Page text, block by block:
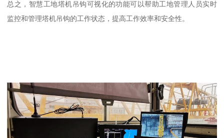
总之，智慧工地塔机吊钩可视化的功能可以帮助工地管理人员实时
监控和管理塔机吊钩的工作状态，提高工作效率和安全性。